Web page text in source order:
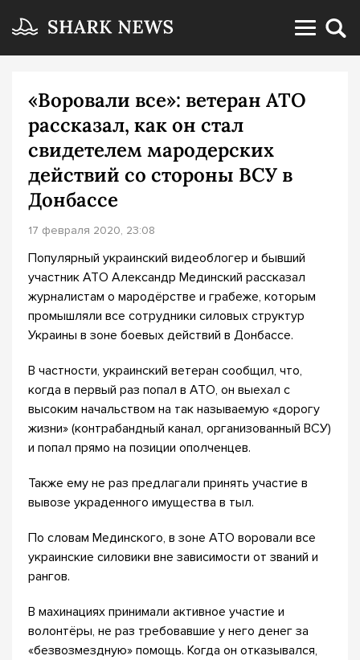
«Воровали все»: ветеран АТО
рассказал, как он стал
свидетелем мародерских
действий со стороны ВСУ в
Донбассе
17 февраля 2020, 23:08
Популярный украинский видеоблогер и бывший
участник АТО Александр Мединский рассказал
журналистам о мародёрстве и грабеже, которым
промышляли все сотрудники силовых структур
Украины в зоне боевых действий в Донбассе.
В частности, украинский ветеран сообщил, что,
когда в первый раз попал в АТО, он выехал с
высоким начальством на так называемую «дорогу
жизни» (контрабандный канал, организованный ВСУ)
и попал прямо на позиции ополченцев.
Также ему не раз предлагали принять участие в
вывозе украденного имущества в тыл.
По словам Мединского, в зоне АТО воровали все
украинские силовики вне зависимости от званий и
рангов.
В махинациях принимали активное участие и
волонтёры, не раз требовавшие у него денег за
«безвозмездную» помощь. Когда он отказывался,